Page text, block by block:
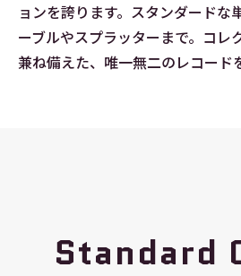
ョンを誇ります。スタンダードな
ーブルやスプラッターまで。コレ
兼ね備えた、唯一無二のレコード
Standard